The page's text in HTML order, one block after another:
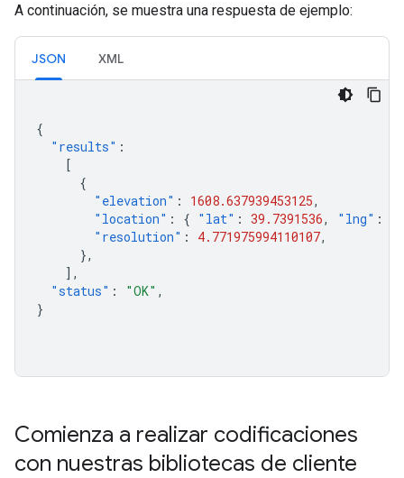
A continuación, se muestra una respuesta de ejemplo:
JSON XML
{
"results" :
[
{
"elevation" : 1608.637939453125,
"location" : { "lat" : 39.7391536, "lng" :
"resolution" : 4.771975994110107,
},
],
"status" : "OK" ,
}
Comienza a realizar codificaciones
con nuestras bibliotecas de cliente